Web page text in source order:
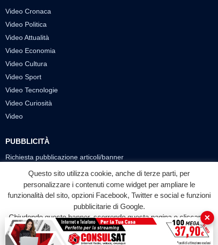
Video Cronaca
Video Politica
Video Attualità
Video Economia
Video Cultura
Video Sport
Video Tecnologie
Video Curiosità
Video
PUBBLICITÀ
Richiesta pubblicazione articoli/banner
SEGUICI SUI SOCIAL
f
Facebook
◎ ▶
YouTube
© 2026 LABTV - Tutti i diritti riservati
Questo sito utilizza cookie, anche di terze parti, per
personalizzare i contenuti come widget per ampliare le
funzionalità del sito, opzioni Facebook, Twitter e social e funzioni
pubblicitarie di Google.
Chiudendo questo banner, scorrendo questa pagina o cliccando
su qualunque suo elemento acconsenti all'uso dei cookie.
Accetta
×